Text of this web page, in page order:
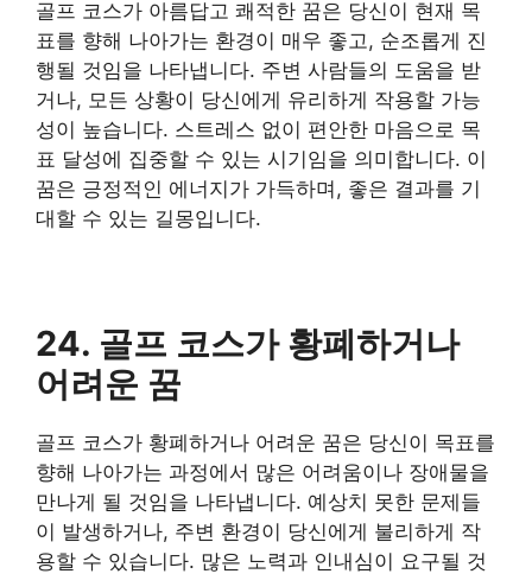
골프 코스가 아름답고 쾌적한 꿈은 당신이 현재 목
표를 향해 나아가는 환경이 매우 좋고, 순조롭게 진
행될 것임을 나타냅니다. 주변 사람들의 도움을 받
거나, 모든 상황이 당신에게 유리하게 작용할 가능
성이 높습니다. 스트레스 없이 편안한 마음으로 목
표 달성에 집중할 수 있는 시기임을 의미합니다. 이
꿈은 긍정적인 에너지가 가득하며, 좋은 결과를 기
대할 수 있는 길몽입니다.
​24. 골프 코스가 황폐하거나
어려운 꿈
골프 코스가 황폐하거나 어려운 꿈은 당신이 목표를
향해 나아가는 과정에서 많은 어려움이나 장애물을
만나게 될 것임을 나타냅니다. 예상치 못한 문제들
이 발생하거나, 주변 환경이 당신에게 불리하게 작
용할 수 있습니다. 많은 노력과 인내심이 요구될 것